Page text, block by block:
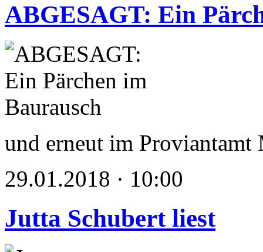
ABGESAGT: Ein
und erneut im
29.01.2018 · 10:00
Jutta Schubert liest